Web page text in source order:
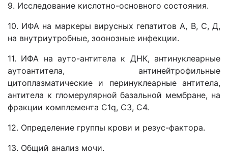
9. Исследование кислотно-основного состояния.
10. ИФА на маркеры вирусных гепатитов А, В, С, Д,
на внутриутробные, зоонозные инфекции.
11. ИФА на ауто-антитела к ДНК, антинуклеарные
аутоантитела, антинейтрофильные
цитоплазматические и перинуклеарные антитела,
антитела к гломерулярной базальной мембране, на
фракции комплемента С1q, С3, С4.
12. Определение группы крови и резус-фактора.
13. Общий анализ мочи.